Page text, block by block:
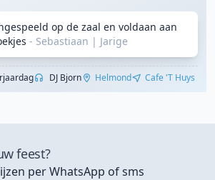
op de zaal en voldaan aan
- Sebastiaan | Jarige
DJ Bjorn Helmond Cafe 't Huys
feest?
per WhatsApp of sms